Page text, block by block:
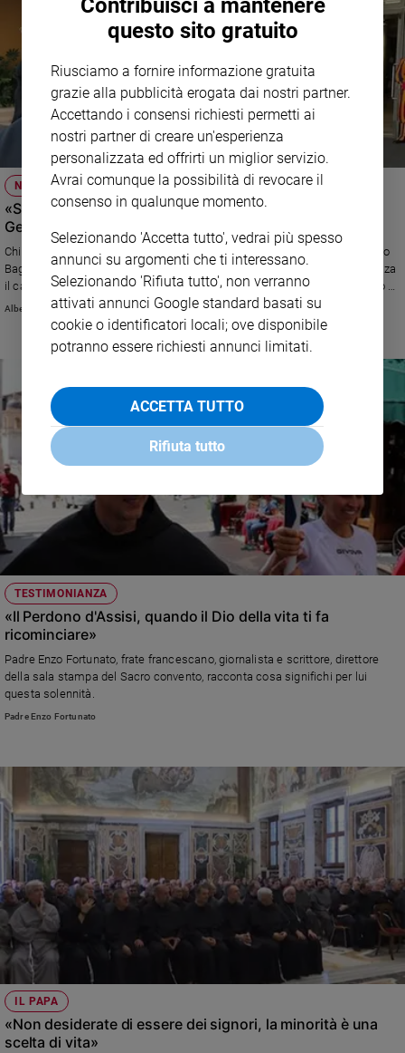
NOMINE
«Sono e resto un frate»: parla il nuovo arcivescovo di
Genova
Chi è padre Marco Tasca, il francescano, successore del cardinale Angelo
Bagnasco alla guida dell'arcidiocesi di Genova. Chi lo conosce ne apprezza
il carattere gioviale e la grande spontaneità. Il vescovo di Padova: «Uomo di
fede e di grande spessore umano, spirituale e culturale».
Alberto Laggia
TESTIMONIANZA
«Il Perdono d'Assisi, quando il Dio della vita ti fa
ricominciare»
Padre Enzo Fortunato, frate francescano, giornalista e scrittore, direttore
della sala stampa del Sacro convento, racconta cosa significhi per lui
questa solennità.
Padre Enzo Fortunato
IL PAPA
«Non desiderate di essere dei signori, la minorità è una
scelta di vita»
questo sito gratuito
Riusciamo a fornire informazione gratuita
grazie alla pubblicità erogata dai nostri partner.
Accettando i consensi richiesti permetti ai
nostri partner di creare un'esperienza
personalizzata ed offrirti un miglior servizio.
Avrai comunque la possibilità di revocare il
consenso in qualunque momento.
Selezionando 'Accetta tutto', vedrai più spesso
annunci su argomenti che ti interessano.
Selezionando 'Rifiuta tutto', non verranno
attivati annunci Google standard basati su
cookie o identificatori locali; ove disponibile
potranno essere richiesti annunci limitati.
ACCETTA TUTTO
Rifiuta tutto